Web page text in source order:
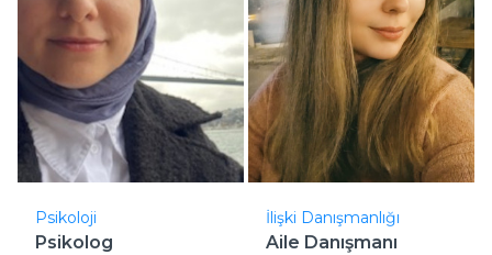
Psikoloji
Psikolog
İlişki Danışmanlığı
Aile Danışmanı